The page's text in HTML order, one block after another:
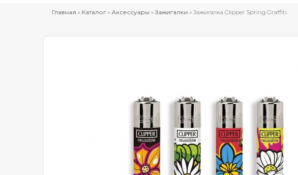
Главная » Каталог » Аксессуары »Зажигалки » Зажигалка Clipper Spring Graffiti